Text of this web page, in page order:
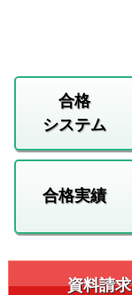
合格
システム
合格実績
資料請求